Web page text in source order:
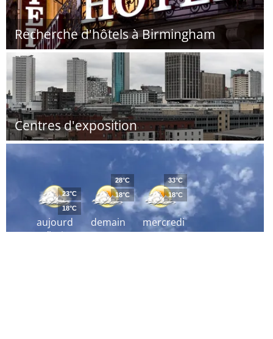
Recherche d'hôtels à Birmingham
Centres d'exposition
aujourd
´hui
23°C
18°C
demain
28°C
18°C
mercredi
33°C
18°C